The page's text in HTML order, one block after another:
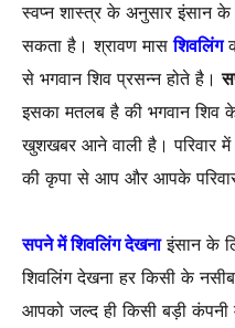
स्वप्न शास्त्र के अनुसार इंसान के
सकता है। श्रावण मासशिवलिंग
से भगवान शिव प्रसन्न होते है।
इसका मतलब है की भगवान शिव
खुशखबर आने वाली है। परिवार में
की कृपा से आप और आपके
सपने में शिवलिंग देखनाइंसान के
शिवलिंग देखना हर किसी के
आपको जल्द ही किसी बड़ी कंपनी